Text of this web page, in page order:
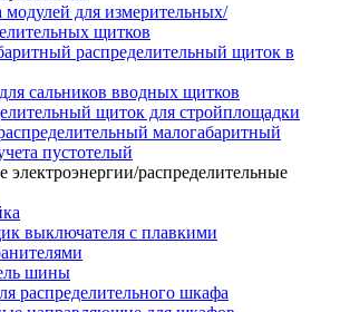
для измерительных/
щитков
распределительный щиток в
сальников вводных щитков
щиток для стройплощадки
малогабаритный
пустотелый
электроэнергии/распределительные
выключателя с плавкими
шины
распределительного шкафа